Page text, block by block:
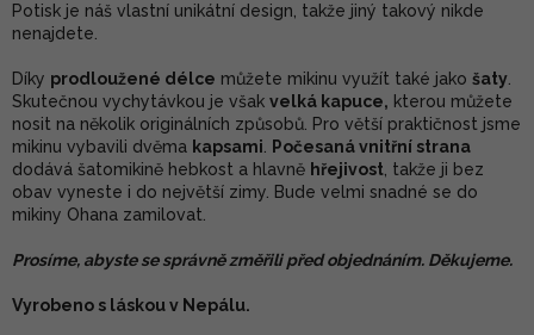
Potisk je náš vlastní unikátní design, takže jiný takový nikde
nenajdete.
Díky prodloužené délce můžete mikinu využít také jako šaty
Skutečnou vychytávkou je však velká kapuce, kterou můžete
nosit na několik originálních způsobů. Pro větší praktičnost jsme
mikinu vybavili dvěma kapsami
Počesaná vnitřní strana
dodává šatomikině hebkost a hlavně hřejivost , takže ji bez
obav vyneste i do největší zimy. Bude velmi snadné se do
mikiny Ohana zamilovat.
Prosíme, abyste se správně změřili před objednáním. Děkujeme.
Vyrobeno s láskou v Nepálu.